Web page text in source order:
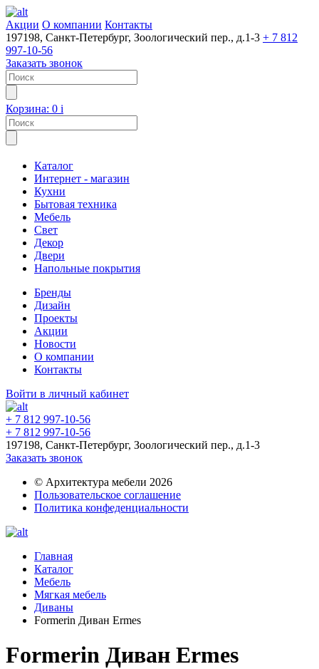
Акции О компании Контакты
197198, Санкт-Петербург, Зоологический пер., д.1-3 + 7 812
997-10-56
Заказать звонок
Корзина: 0 i
Каталог
Интернет - магазин
Кухни
Бытовая техника
Мебель
Свет
Декор
Двери
Напольные покрытия
Бренды
Дизайн
Проекты
Акции
Новости
О компании
Контакты
Войти в личный кабинет
+ 7 812 997-10-56
+ 7 812 997-10-56
197198, Санкт-Петербург, Зоологический пер., д.1-3
Заказать звонок
© Архитектура мебели 2026
Пользовательское соглашение
Политика конфеденциальности
Главная
Каталог
Мебель
Мягкая мебель
Диваны
Formerin Диван Ermes
Formerin Диван Ermes